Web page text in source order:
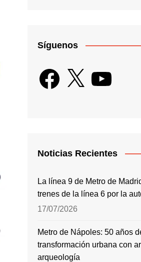
Síguenos
Facebook
X YouTube
Noticias Recientes
La línea 9 de Metro de
trenes de la línea 6 por la
17/07/2026
Metro de Nápoles: 50 años
transformación urbana con
arqueología